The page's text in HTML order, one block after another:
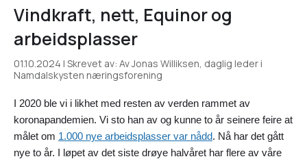
Vindkraft, nett, Equinor og
arbeidsplasser
01.10.2024 | Skrevet av: Av Jonas Williksen, daglig leder i
Namdalskysten næringsforening
I 2020 ble vi i likhet med resten av verden rammet av
koronapandemien. Vi sto han av og kunne to år seinere feire at
målet om 1.000 nye arbeidsplasser var nådd. Nå har det gått
nye to år. I løpet av det siste drøye halvåret har flere av våre